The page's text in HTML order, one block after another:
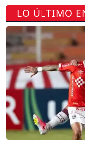
LO ÚLTIMO